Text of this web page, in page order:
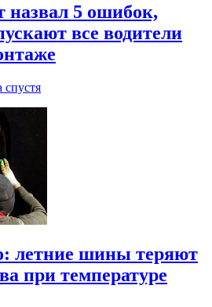
назвал 5 ошибок,
все водители
спустя
летние шины теряют
при температуре